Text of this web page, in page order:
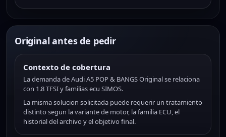
Original antes de pedir
Contexto de cobertura
La demanda de Audi A5 POP & BANGS Original se relaciona
con 1.8 TFSI y familias ecu SIMOS.
La misma solucion solicitada puede requerir un tratamiento
distinto segun la variante de motor, la familia ECU, el
historial del archivo y el objetivo final.